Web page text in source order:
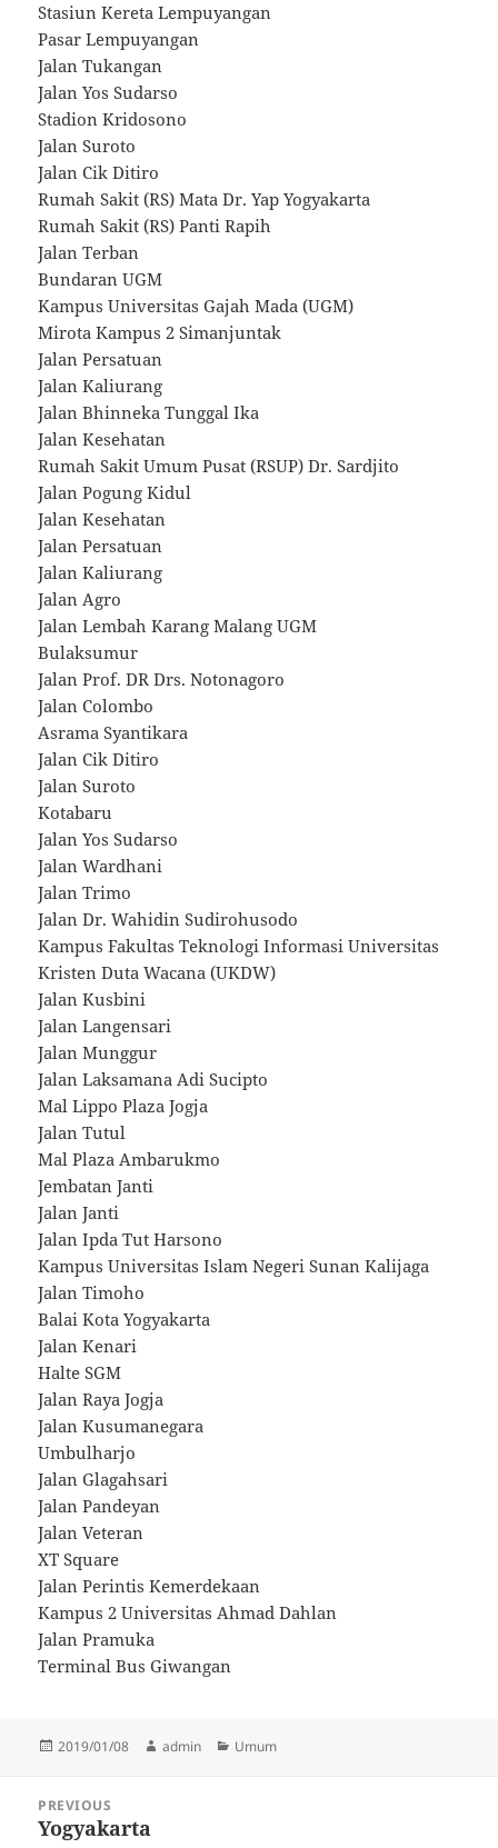
Stasiun Kereta Lempuyangan
Pasar Lempuyangan
Jalan Tukangan
Jalan Yos Sudarso
Stadion Kridosono
Jalan Suroto
Jalan Cik Ditiro
Rumah Sakit (RS) Mata Dr. Yap Yogyakarta
Rumah Sakit (RS) Panti Rapih
Jalan Terban
Bundaran UGM
Kampus Universitas Gajah Mada (UGM)
Mirota Kampus 2 Simanjuntak
Jalan Persatuan
Jalan Kaliurang
Jalan Bhinneka Tunggal Ika
Jalan Kesehatan
Rumah Sakit Umum Pusat (RSUP) Dr. Sardjito
Jalan Pogung Kidul
Jalan Kesehatan
Jalan Persatuan
Jalan Kaliurang
Jalan Agro
Jalan Lembah Karang Malang UGM
Bulaksumur
Jalan Prof. DR Drs. Notonagoro
Jalan Colombo
Asrama Syantikara
Jalan Cik Ditiro
Jalan Suroto
Kotabaru
Jalan Yos Sudarso
Jalan Wardhani
Jalan Trimo
Jalan Dr. Wahidin Sudirohusodo
Kampus Fakultas Teknologi Informasi Universitas
Kristen Duta Wacana (UKDW)
Jalan Kusbini
Jalan Langensari
Jalan Munggur
Jalan Laksamana Adi Sucipto
Mal Lippo Plaza Jogja
Jalan Tutul
Mal Plaza Ambarukmo
Jembatan Janti
Jalan Janti
Jalan Ipda Tut Harsono
Kampus Universitas Islam Negeri Sunan Kalijaga
Jalan Timoho
Balai Kota Yogyakarta
Jalan Kenari
Halte SGM
Jalan Raya Jogja
Jalan Kusumanegara
Umbulharjo
Jalan Glagahsari
Jalan Pandeyan
Jalan Veteran
XT Square
Jalan Perintis Kemerdekaan
Kampus 2 Universitas Ahmad Dahlan
Jalan Pramuka
Terminal Bus Giwangan
Posted
2019/01/08 Author
admin Categories
Umum
navigation
PREVIOUS
Previous
Yogyakarta